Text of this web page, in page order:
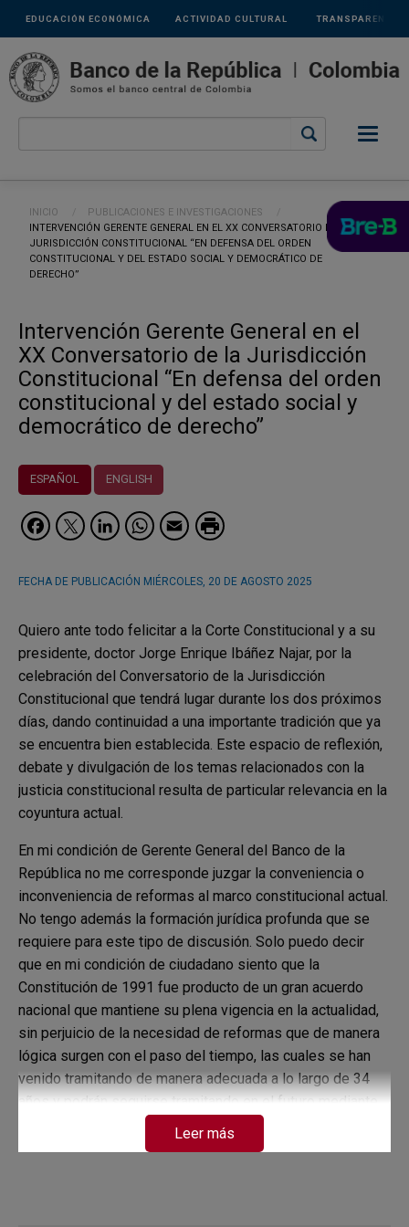
Pasar al contenido principal
Links
secundarios
ACTIVIDAD CULTURAL
EDUCACIÓN ECONÓMICA TRANSPARENCIA
Ruta de navegación
INICIO
PUBLICACIONES E INVESTIGACIONES
CURRENT:
INTERVENCIÓN GERENTE GENERAL EN EL XX CONVERSATORIO DE LA
JURISDICCIÓN CONSTITUCIONAL “EN DEFENSA DEL ORDEN
CONSTITUCIONAL Y DEL ESTADO SOCIAL Y DEMOCRÁTICO DE
DERECHO”
Intervención Gerente General en el
XX Conversatorio de la Jurisdicción
Constitucional “En defensa del orden
constitucional y del estado social y
democrático de derecho”
ESPAÑOL ENGLISH
Facebook
Twitter
LinkedIn
WhatsApp
Email
FECHA DE PUBLICACIÓN MIÉRCOLES, 20 DE AGOSTO 2025
Quiero ante todo felicitar a la Corte Constitucional y a su
presidente, doctor Jorge Enrique Ibáñez Najar, por la
celebración del Conversatorio de la Jurisdicción
Constitucional que tendrá lugar durante los dos próximos
días, dando continuidad a una importante tradición que ya
se encuentra bien establecida. Este espacio de reflexión,
debate y divulgación de los temas relacionados con la
justicia constitucional resulta de particular relevancia en la
coyuntura actual.
En mi condición de Gerente General del Banco de la
República no me corresponde juzgar la conveniencia o
inconveniencia de reformas al marco constitucional actual.
No tengo además la formación jurídica profunda que se
requiere para este tipo de discusión. Solo puedo decir
que en mi condición de ciudadano siento que la
Constitución de 1991 fue producto de un gran acuerdo
nacional que mantiene su plena vigencia en la actualidad,
sin perjuicio de la necesidad de reformas que de manera
lógica surgen con el paso del tiempo, las cuales se han
venido tramitando de manera adecuada a lo largo de 34
años y podrán seguirse tramitando en el futuro mediante
los mecanismos establecidos para ello en la misma
Leer más